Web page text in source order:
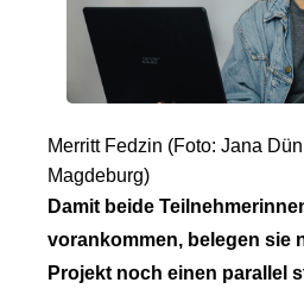
Merritt Fedzin (Foto: Jana
Magdeburg)
Damit beide
vorankommen, belegen sie
Projekt noch einen parallel